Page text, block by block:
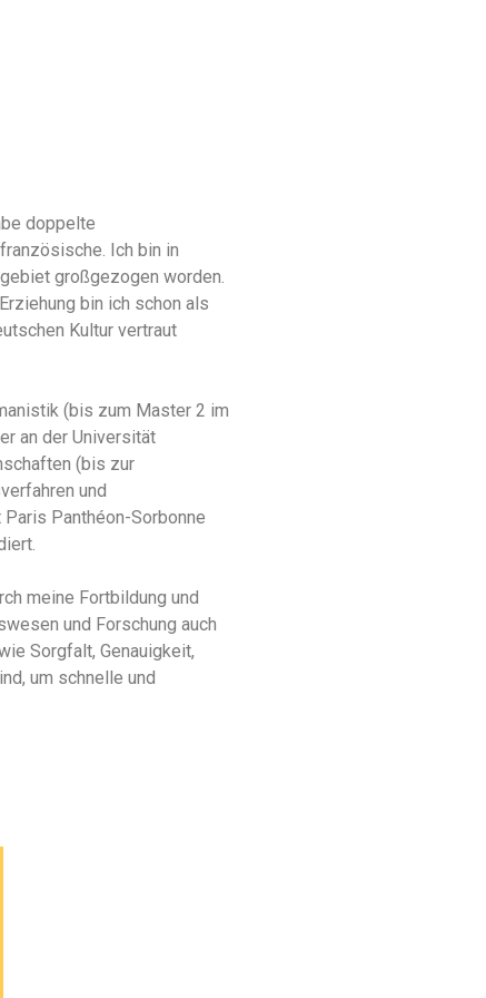
doppelte
Ich bin in
großgezogen worden.
bin ich schon als
Kultur vertraut
(bis zum Master 2 im
an der Universität
(bis zur
und
Panthéon-Sorbonne
meine Fortbildung und
und Forschung auch
Sorgfalt, Genauigkeit,
um schnelle und